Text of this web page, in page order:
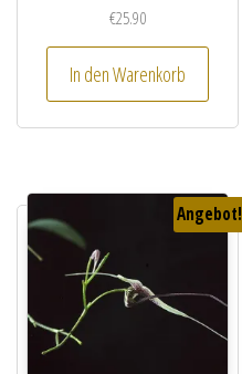
€25.90
In den Warenkorb
Angebot!